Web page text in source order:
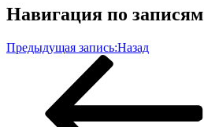
Навигация по записям
Предыдущая запись:Назад